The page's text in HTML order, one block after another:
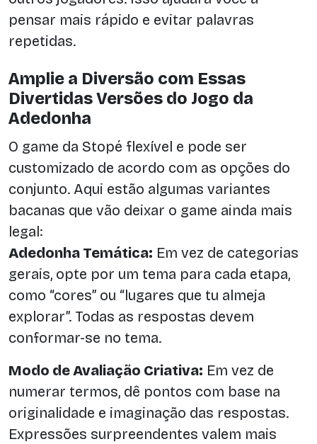
pensar mais rápido e evitar palavras
repetidas.
Amplie a Diversão com Essas
Divertidas Versões do Jogo da
Adedonha
O game da Stopé flexível e pode ser
customizado de acordo com as opções do
conjunto. Aqui estão algumas variantes
bacanas que vão deixar o game ainda mais
legal:
Adedonha Temática: Em vez de categorias
gerais, opte por um tema para cada etapa,
como “cores” ou “lugares que tu almeja
explorar”. Todas as respostas devem
conformar-se no tema.
Modo de Avaliação Criativa: Em vez de
numerar termos, dê pontos com base na
originalidade e imaginação das respostas.
Expressões surpreendentes valem mais